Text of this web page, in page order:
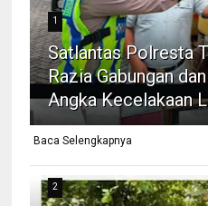
1
Satlantas Polresta
Razia Gabungan
Angka Kecelakaan
Baca Selengkapnya
2